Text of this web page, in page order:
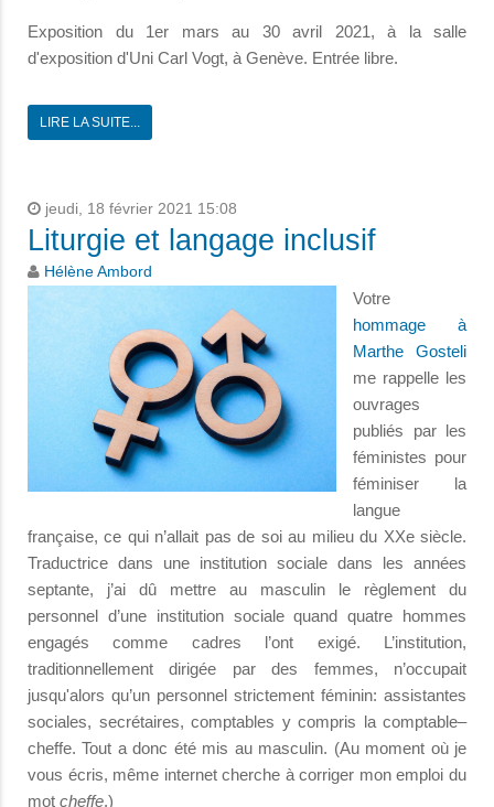
Exposition du 1er mars au 30 avril 2021, à la salle
d'exposition d'Uni Carl Vogt, à Genève. Entrée libre.
LIRE LA SUITE...
jeudi, 18 février 2021 15:08
Liturgie et langage inclusif
Hélène Ambord
Votre
hommage à
Marthe Gosteli
me rappelle les
ouvrages
publiés par les
féministes pour
féminiser la
langue
française, ce qui n’allait pas de soi au milieu du XXe siècle.
Traductrice dans une institution sociale dans les années
septante, j’ai dû mettre au masculin le règlement du
personnel d’une institution sociale quand quatre hommes
engagés comme cadres l’ont exigé. L’institution,
traditionnellement dirigée par des femmes, n’occupait
jusqu'alors qu’un personnel strictement féminin: assistantes
sociales, secrétaires, comptables y compris la comptable–
cheffe. Tout a donc été mis au masculin. (Au moment où je
vous écris, même internet cherche à corriger mon emploi du
mot cheffe.)